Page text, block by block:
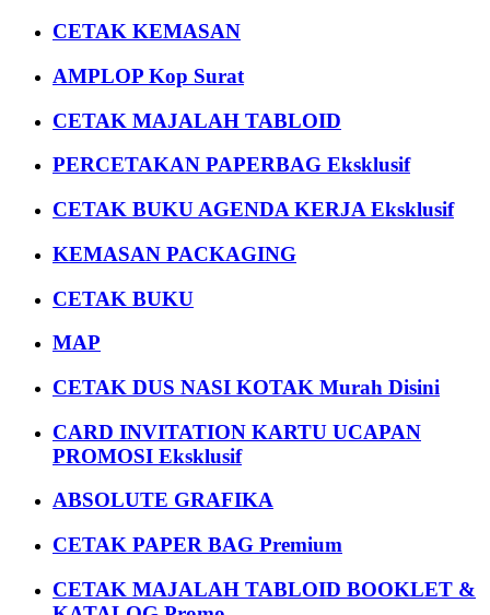
CETAK KEMASAN
AMPLOP Kop Surat
CETAK MAJALAH TABLOID
PERCETAKAN PAPERBAG Eksklusif
CETAK BUKU AGENDA KERJA Eksklusif
KEMASAN PACKAGING
CETAK BUKU
MAP
CETAK DUS NASI KOTAK Murah Disini
CARD INVITATION KARTU UCAPAN
PROMOSI Eksklusif
ABSOLUTE GRAFIKA
CETAK PAPER BAG Premium
CETAK MAJALAH TABLOID BOOKLET &